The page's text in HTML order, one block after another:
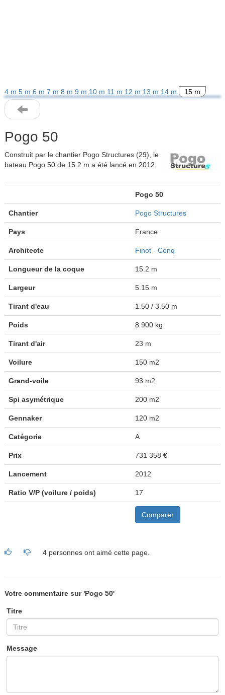
4 m 5 m 6 m 7 m 8 m 9 m 10 m 11 m 12 m 13 m 14 m 15 m
Pogo 50
Construit par le chantier Pogo Structures (29), le
bateau Pogo 50 de 15.2 m a été lancé en 2012.
Pogo 50
Chantier Pogo Structures
Pays France
Architecte Finot - Conq
Longueur de la coque 15.2 m
Largeur 5.15 m
Tirant d'eau 1.50 / 3.50 m
Poids 8 900 kg
Tirant d'air 23 m
Voilure 150 m2
Grand-voile 93 m2
Spi asymétrique 200 m2
Gennaker 120 m2
Catégorie A
Prix 731 358 €
Lancement 2012
Ratio V/P (voilure / poids) 17
Comparer
4 personnes ont aimé cette page.
Votre commentaire sur 'Pogo 50'
Titre
Message